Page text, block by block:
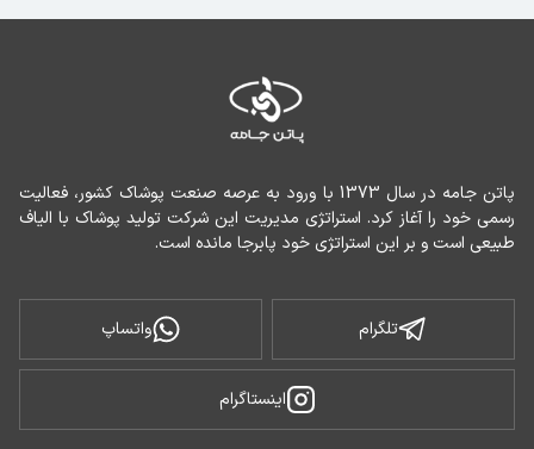
طبیعی است و بر این استراتژی خود پابرجا مانده است.
تلگرام واتساپ
اینستاگرام